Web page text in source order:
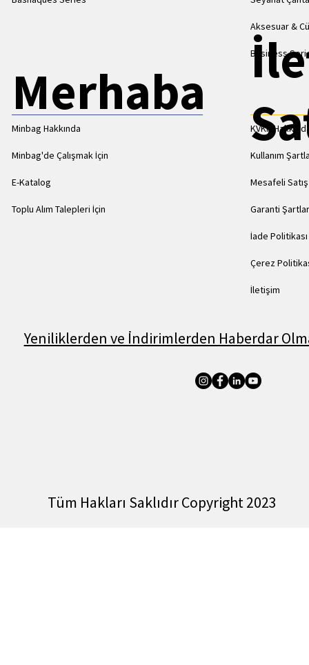
Aksesuar &
Business
Minbag Hakkında
Minbag'de Çalışmak İçin
E-Katalog
Toplu Alım Talepleri İçin
KVKK
Kullanım
Mesafeli
Garanti
İade Politikası
Çerez
İletişim
Merhaba
Tüm Hakları Saklıdır Copyright 2023
Yeniliklerden ve İndirimlerden Haberdar